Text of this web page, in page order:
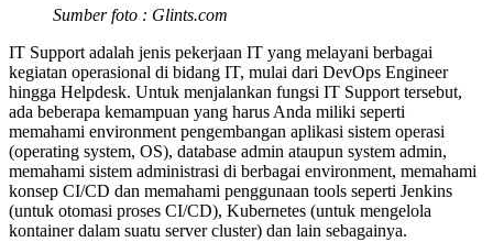
Sumber foto : Glints.com
IT Support adalah jenis pekerjaan IT yang melayani berbagai
kegiatan operasional di bidang IT, mulai dari DevOps Engineer
hingga Helpdesk. Untuk menjalankan fungsi IT Support tersebut,
ada beberapa kemampuan yang harus Anda miliki seperti
memahami environment pengembangan aplikasi sistem operasi
(operating system, OS), database admin ataupun system admin,
memahami sistem administrasi di berbagai environment, memahami
konsep CI/CD dan memahami penggunaan tools seperti Jenkins
(untuk otomasi proses CI/CD), Kubernetes (untuk mengelola
kontainer dalam suatu server cluster) dan lain sebagainya.